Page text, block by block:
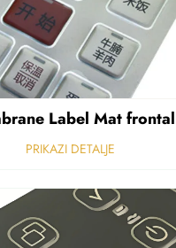
PRIKAZI DETALJE